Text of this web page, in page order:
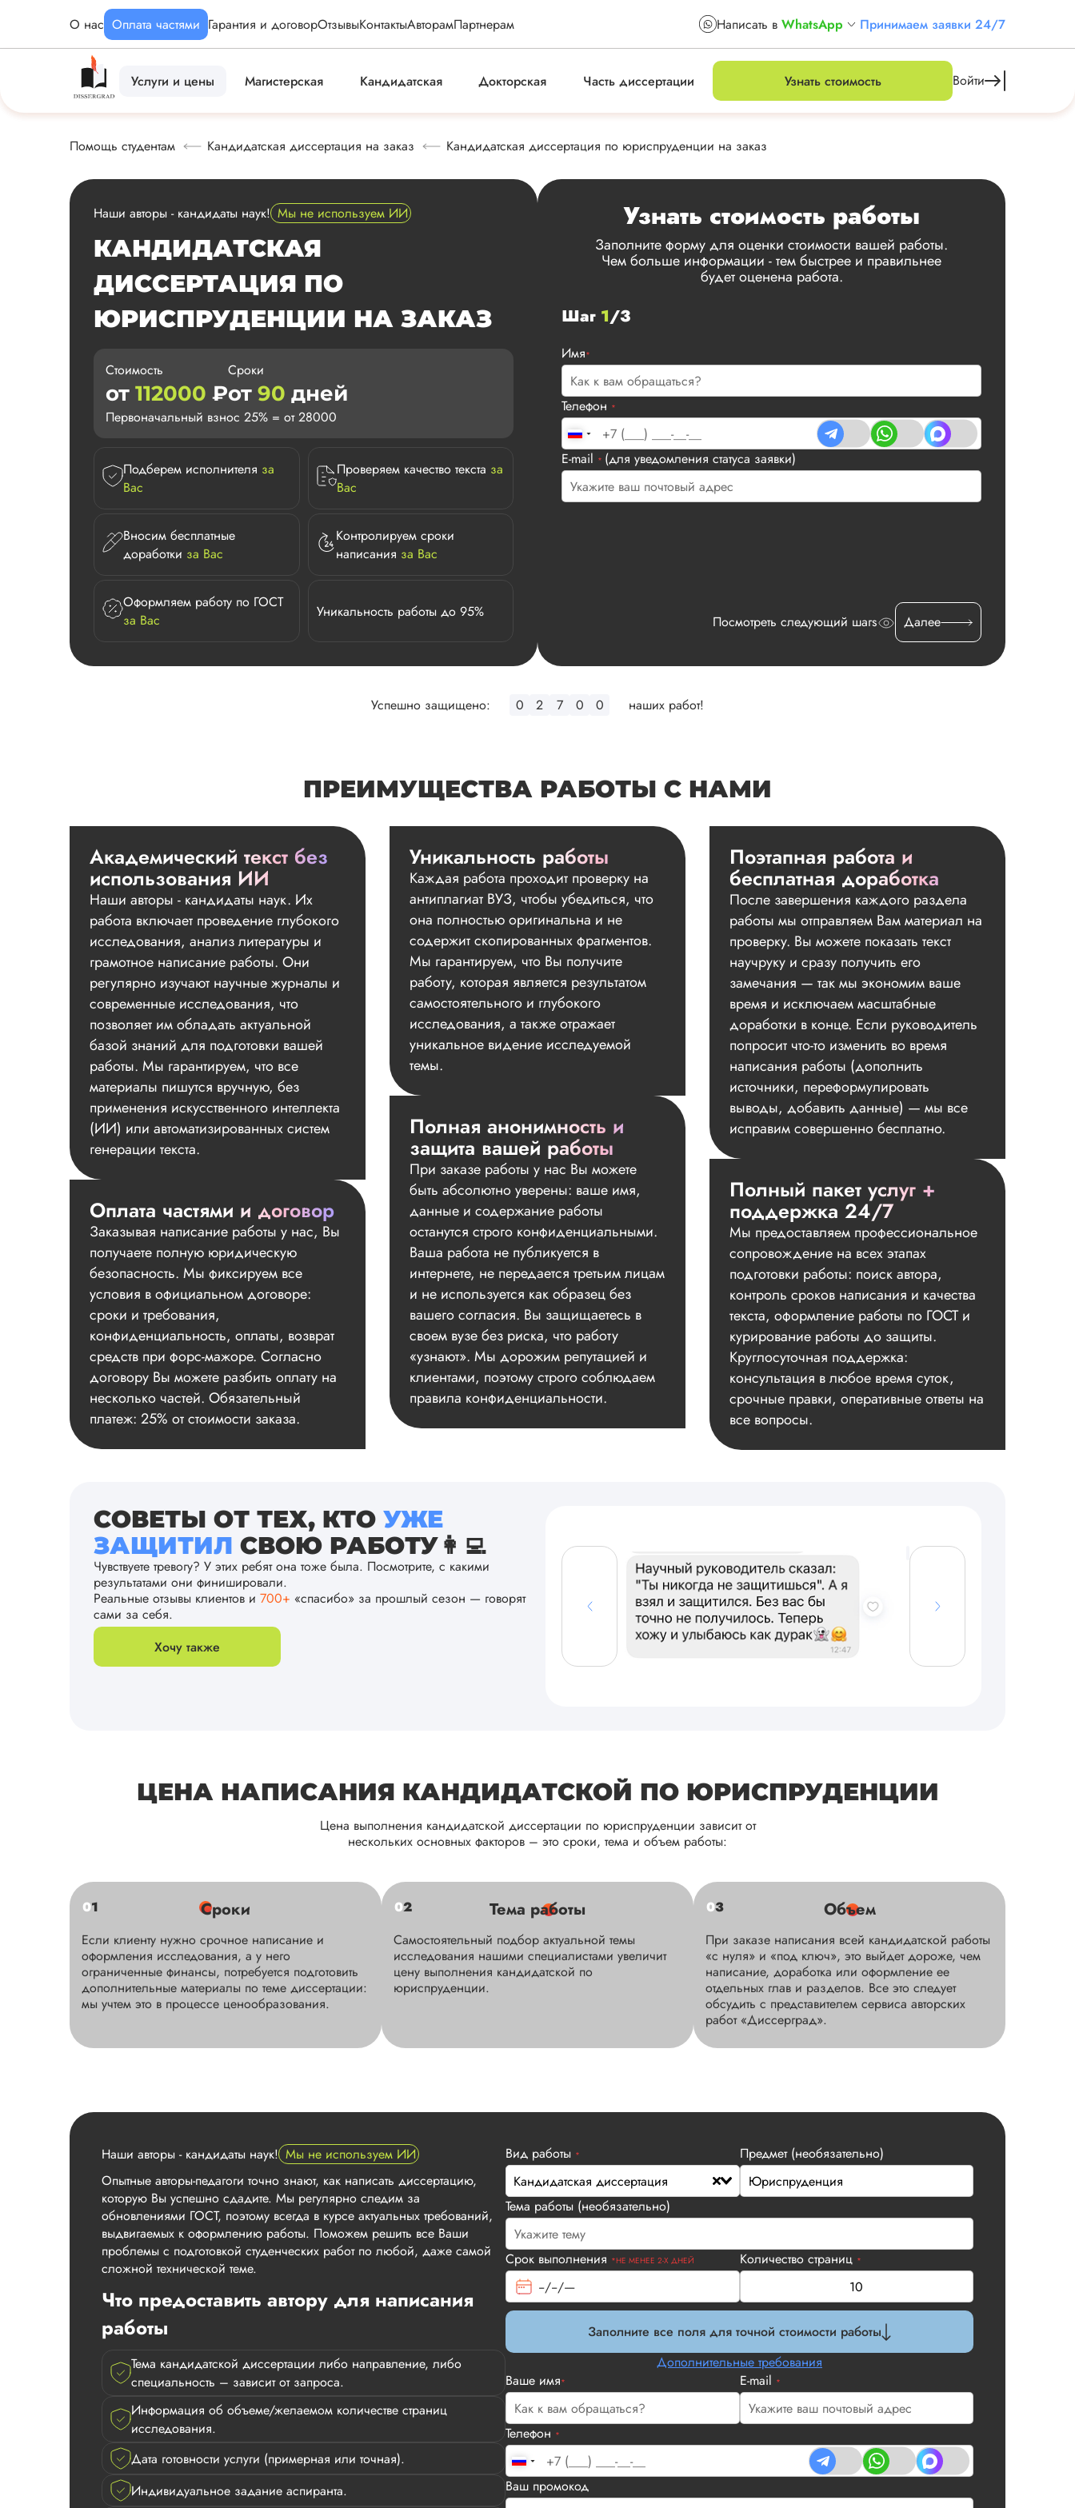
О нас Оплата частями Гарантия и договорОтзывыКонтактыАвторамПартнерам Написать в WhatsApp Принимаем заявки 24/7
Услуги и цены Магистерская Кандидатская Докторская Часть диссертации Узнать стоимость Войти
Помощь студентам Кандидатская диссертация на заказ Кандидатская диссертация по юриспруденции на заказ
Наши авторы - кандидаты наук! Мы не используем ИИ
КАНДИДАТСКАЯ
ДИССЕРТАЦИЯ ПО
ЮРИСПРУДЕНЦИИ НА ЗАКАЗ
Стоимость
от 112000 ₽
Сроки
от 90 дней
Первоначальный взнос 25% = от 28000
Подберем исполнителя за
Вас
Проверяем качество текста за
Вас
Вносим бесплатные
доработки за Вас
Контролируем сроки
написания за Вас
Оформляем работу по ГОСТ
за Вас
Уникальность работы до 95%
Узнать стоимость работы
Заполните форму для оценки стоимости вашей работы.
Чем больше информации - тем быстрее и правильнее
будет оценена работа.
Шаг 1/3
Имя*
Телефон *
E-mail * (для уведомления статуса заявки)
Посмотреть следующий шагs Далее
Успешно защищено: 8
8
0
3
0 наших работ!
ПРЕИМУЩЕСТВА РАБОТЫ С НАМИ
Академический текст без
использования ИИ
Наши авторы - кандидаты наук. Их
работа включает проведение глубокого
исследования, анализ литературы и
грамотное написание работы. Они
регулярно изучают научные журналы и
современные исследования, что
позволяет им обладать актуальной
базой знаний для подготовки вашей
работы. Мы гарантируем, что все
материалы пишутся вручную, без
применения искусственного интеллекта
(ИИ) или автоматизированных систем
генерации текста.
Оплата частями и договор
Заказывая написание работы у нас, Вы
получаете полную юридическую
безопасность. Мы фиксируем все
условия в официальном договоре:
сроки и требования,
конфиденциальность, оплаты, возврат
средств при форс-мажоре. Согласно
договору Вы можете разбить оплату на
несколько частей. Обязательный
платеж: 25% от стоимости заказа.
Уникальность работы
Каждая работа проходит проверку на
антиплагиат ВУЗ, чтобы убедиться, что
она полностью оригинальна и не
содержит скопированных фрагментов.
Мы гарантируем, что Вы получите
работу, которая является результатом
самостоятельного и глубокого
исследования, а также отражает
уникальное видение исследуемой
темы.
Полная анонимность и
защита вашей работы
При заказе работы у нас Вы можете
быть абсолютно уверены: ваше имя,
данные и содержание работы
останутся строго конфиденциальными.
Ваша работа не публикуется в
интернете, не передается третьим лицам
и не используется как образец без
вашего согласия. Вы защищаетесь в
своем вузе без риска, что работу
«узнают». Мы дорожим репутацией и
клиентами, поэтому строго соблюдаем
правила конфиденциальности.
Поэтапная работа и
бесплатная доработка
После завершения каждого раздела
работы мы отправляем Вам материал на
проверку. Вы можете показать текст
научруку и сразу получить его
замечания — так мы экономим ваше
время и исключаем масштабные
доработки в конце. Если руководитель
попросит что-то изменить во время
написания работы (дополнить
источники, переформулировать
выводы, добавить данные) — мы все
исправим совершенно бесплатно.
Полный пакет услуг +
поддержка 24/7
Мы предоставляем профессиональное
сопровождение на всех этапах
подготовки работы: поиск автора,
контроль сроков написания и качества
текста, оформление работы по ГОСТ и
курирование работы до защиты.
Круглосуточная поддержка:
консультация в любое время суток,
срочные правки, оперативные ответы на
все вопросы.
СОВЕТЫ ОТ ТЕХ, КТО УЖЕ
ЗАЩИТИЛ СВОЮ РАБОТУ👩‍💻
Чувствуете тревогу? У этих ребят она тоже была. Посмотрите, с какими
результатами они финишировали.
Реальные отзывы клиентов и 700+ «спасибо» за прошлый сезон — говорят
сами за себя.
Хочу также
ЦЕНА НАПИСАНИЯ КАНДИДАТСКОЙ ПО ЮРИСПРУДЕНЦИИ
Цена выполнения кандидатской диссертации по юриспруденции зависит от
нескольких основных факторов – это сроки, тема и объем работы:
01 Сроки
Если клиенту нужно срочное написание и
оформления исследования, а у него
ограниченные финансы, потребуется подготовить
дополнительные материалы по теме диссертации:
мы учтем это в процессе ценообразования.
02 Тема работы
Самостоятельный подбор актуальной темы
исследования нашими специалистами увеличит
цену выполнения кандидатской по
юриспруденции.
03 Объем
При заказе написания всей кандидатской работы
«с нуля» и «под ключ», это выйдет дороже, чем
написание, доработка или оформление ее
отдельных глав и разделов. Все это следует
обсудить с представителем сервиса авторских
работ «Диссерград».
Наши авторы - кандидаты наук! Мы не используем ИИ
Опытные авторы-педагоги точно знают, как написать диссертацию,
которую Вы успешно сдадите. Мы регулярно следим за
обновлениями ГОСТ, поэтому всегда в курсе актуальных требований,
выдвигаемых к оформлению работы. Поможем решить все Ваши
проблемы с подготовкой студенческих работ по любой, даже самой
сложной технической теме.
Что предоставить автору для написания
работы
Тема кандидатской диссертации либо направление, либо
специальность – зависит от запроса.
Информация об объеме/желаемом количестве страниц
исследования.
Дата готовности услуги (примерная или точная).
Индивидуальное задание аспиранта.
Вид работы *
Кандидатская диссертация
Предмет (необязательно)
Тема работы (необязательно)
Срок выполнения *НЕ МЕНЕЕ 2-Х ДНЕЙ Количество страниц *
Заполните все поля для точной стоимости работы
Дополнительные требования
Ваше имя* E-mail *
Телефон *
Ваш промокод
Римма
Вид работы:
Кандидатская диссертация выполнена отлично. Самое главное для меня
было – это четкая слаженная структура и отсутствие ошибок. Компания